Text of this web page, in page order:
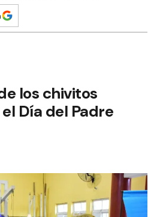
los chivitos
Día del Padre